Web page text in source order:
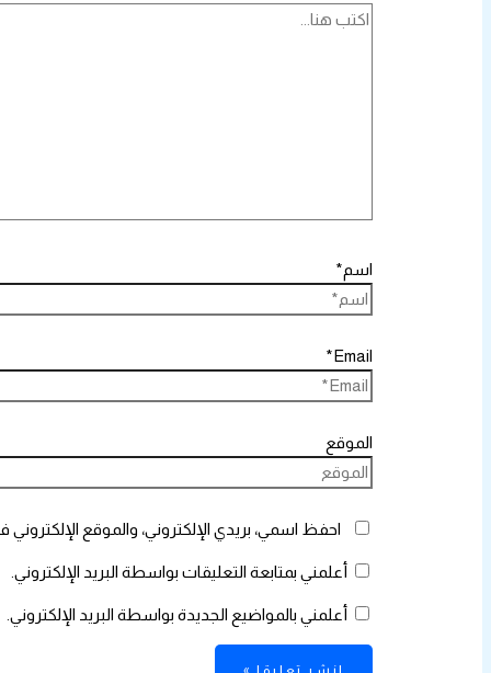
اسم*
Email*
الموقع
احفظ اسمي، بريدي الإلكتروني، والموقع
أعلمني بمتابعة التعليقات بواسطة البريد الإلكتروني.
أعلمني بالمواضيع الجديدة بواسطة البريد الإلكتروني.